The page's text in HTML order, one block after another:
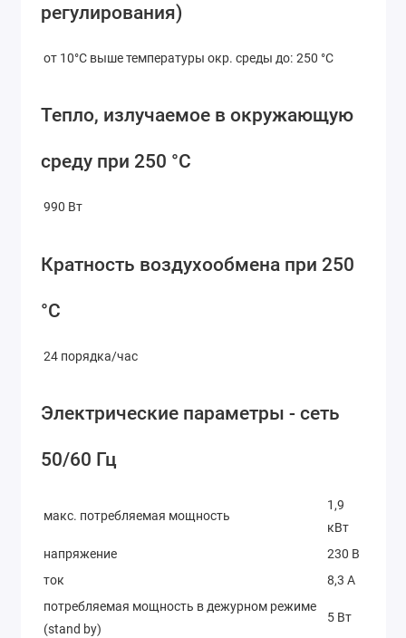
регулирования)
от 10°C выше температуры окр. среды до: 250 °C
Тепло, излучаемое в окружающую
среду при 250 °C
990 Вт
Кратность воздухообмена при 250
°C
24 порядка/час
Электрические параметры - сеть
50/60 Гц
макс. потребляемая мощность
1,9
кВт
напряжение
230 В
ток
8,3 A
потребляемая мощность в дежурном режиме
(stand by)
5 Вт